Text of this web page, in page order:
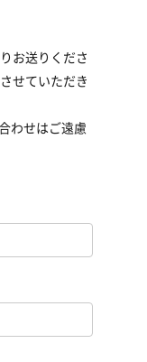
お送りくださ
せていただき
わせはご遠慮